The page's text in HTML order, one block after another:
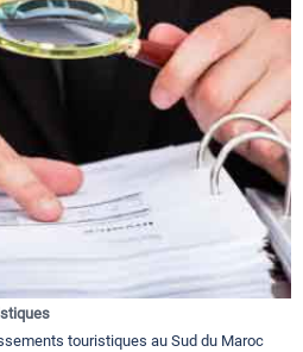
touristiques au Sud du Maroc